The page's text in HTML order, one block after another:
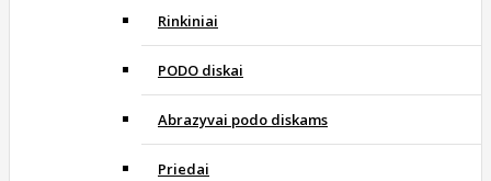
Rinkiniai
PODO diskai
Abrazyvai podo diskams
Priedai